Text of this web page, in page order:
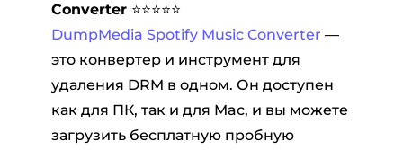
Converter ⭐⭐⭐⭐⭐
DumpMedia Spotify Music Converter —
это конвертер и инструмент для
удаления DRM в одном. Он доступен
как для ПК, так и для Mac, и вы можете
загрузить бесплатную пробную